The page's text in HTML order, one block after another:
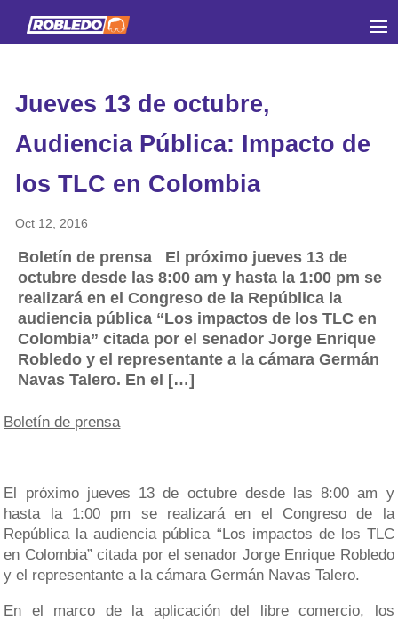
Jueves 13 de octubre,
Audiencia Pública: Impacto de
los TLC en Colombia
Oct 12, 2016
Boletín de prensa El próximo jueves 13 de
octubre desde las 8:00 am y hasta la 1:00 pm se
realizará en el Congreso de la República la
audiencia pública “Los impactos de los TLC en
Colombia” citada por el senador Jorge Enrique
Robledo y el representante a la cámara Germán
Navas Talero. En el […]
Boletín de prensa
El próximo jueves 13 de octubre desde las 8:00 am y
hasta la 1:00 pm se realizará en el Congreso de la
República la audiencia pública “Los impactos de los TLC
en Colombia” citada por el senador Jorge Enrique Robledo
y el representante a la cámara Germán Navas Talero.
En el marco de la aplicación del libre comercio, los